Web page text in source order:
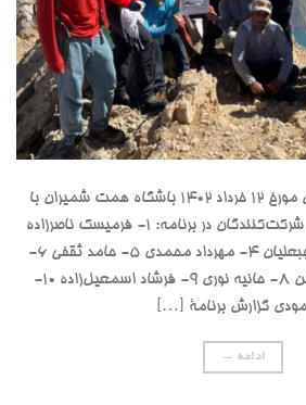
برنامۀ صعود به قلۀ سن‌بران مورخ ۱۲ خرداد ۱۴۰۲ باشگاه همت شمیران با
حضور اعضا زیر برگزار گردید. شرکت‌کنندگان در برنامه: ۱- فرمیسک ناصرزاده
۲- آوا صادقی ۳- مرضیه رجبعلیان ۴- مهرداد محمدی ۵- حامد ثقفی ۶-
سپيده پورحسين ۷- زهرا رکن ۸- حانیه نوری ۹- فرشاد اسمعیل‌زاده ۱۰-
ادامه →